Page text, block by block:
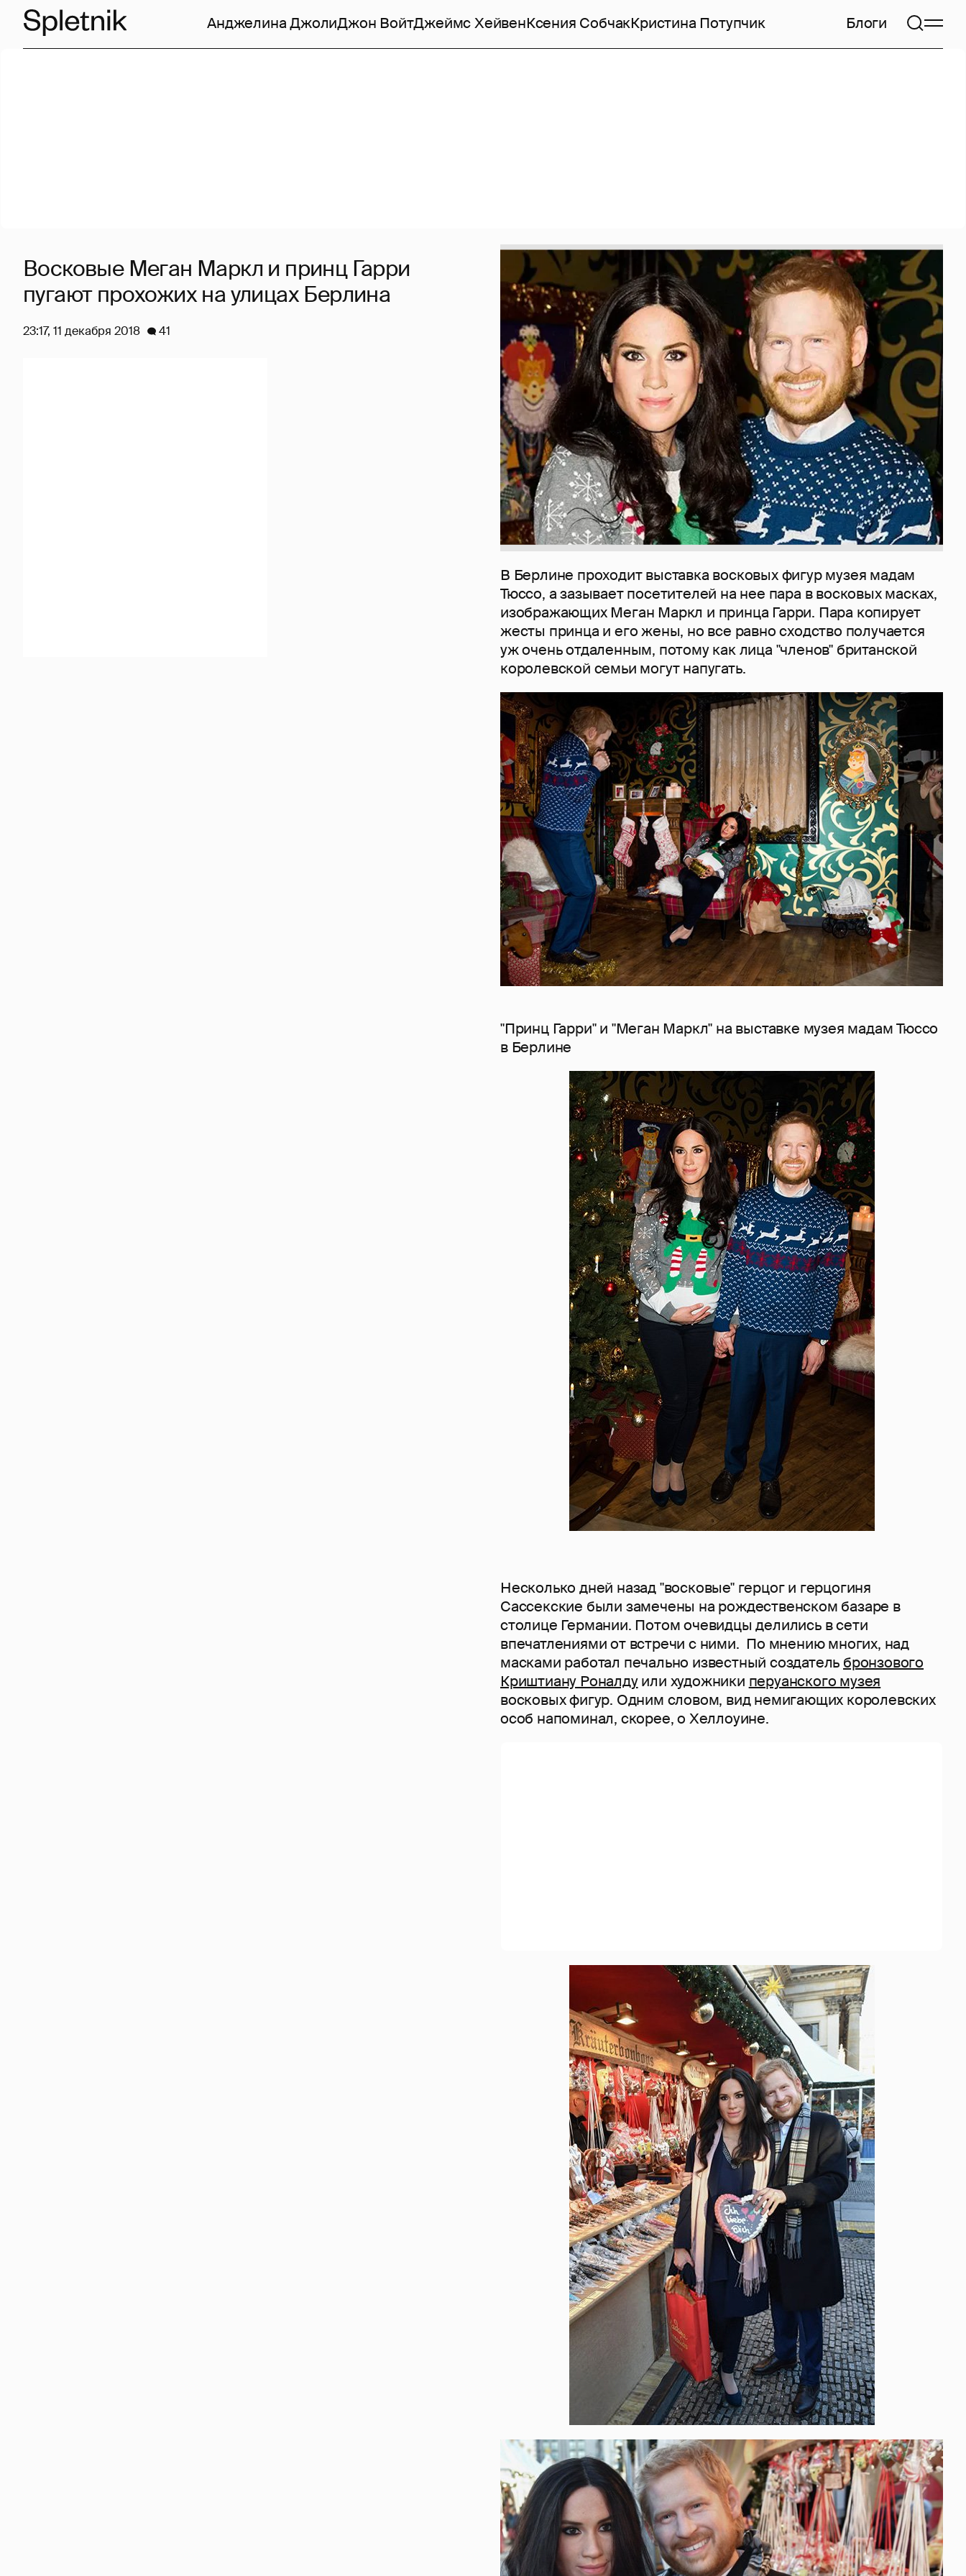
Анджелина ДжолиДжон ВойтДжеймс ХейвенКсения СобчакКристина Потупчик Блоги
В Берлине проходит выставка восковых фигур музея мадам
Тюссо, а зазывает посетителей на нее пара в восковых масках,
изображающих Меган Маркл и принца Гарри. Пара копирует
жесты принца и его жены, но все равно сходство получается
уж очень отдаленным, потому как лица "членов" британской
королевской семьи могут напугать.
"Принц Гарри" и "Меган Маркл" на выставке музея мадам Тюссо
в Берлине
Несколько дней назад "восковые" герцог и герцогиня
Сассекские были замечены на рождественском базаре в
столице Германии. Потом очевидцы делились в сети
впечатлениями от встречи с ними. По мнению многих, над
масками работал печально известный создатель бронзового
Криштиану Роналдуили художники перуанского музея
восковых фигур. Одним словом, вид немигающих королевских
особ напоминал, скорее, о Хеллоуине.
Восковые Меган Маркл и принц Гарри
пугают прохожих на улицах Берлина
23:17, 11 декабря 2018 41